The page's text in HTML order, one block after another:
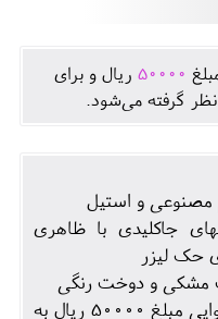
50000 ريال و برای
گرفته می‌شود.
مصنوعی و استیل
جاکلیدی با ظاهری
حک لیزر
مشکی و دوخت رنگی
در صورت نیاز به جعبه مقوایی مبلغ 50000 ریال به